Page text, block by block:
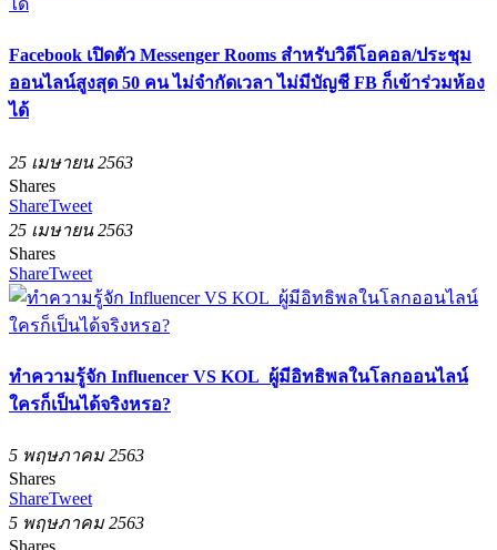
Facebook เปิดตัว Messenger Rooms สำหรับวิดีโอคอล/ประชุม
ออนไลน์สูงสุด 50 คน ไม่จำกัดเวลา ไม่มีบัญชี FB ก็เข้าร่วมห้อง
ได้
25 เมษายน 2563
Shares
ShareTweet
25 เมษายน 2563
Shares
ShareTweet
ทำความรู้จัก Influencer VS KOL ผู้มีอิทธิพลในโลกออนไลน์
ใครก็เป็นได้จริงหรอ?
5 พฤษภาคม 2563
Shares
ShareTweet
5 พฤษภาคม 2563
Shares